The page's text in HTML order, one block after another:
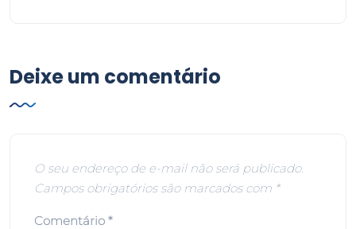
Deixe um comentário
O seu endereço de e-mail não será publicado.
Campos obrigatórios são marcados com *
Comentário *